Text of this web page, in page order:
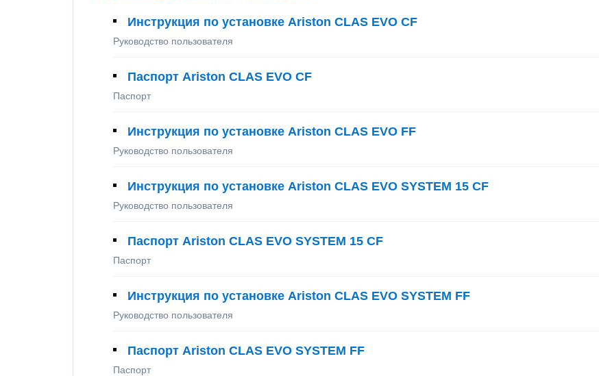
Инструкция по установке Ariston CLAS EVO CF
Руководство пользователя
Паспорт Ariston CLAS EVO CF
Паспорт
Инструкция по установке Ariston CLAS EVO FF
Руководство пользователя
Инструкция по установке Ariston CLAS EVO SYSTEM 15 CF
Руководство пользователя
Паспорт Ariston CLAS EVO SYSTEM 15 CF
Паспорт
Инструкция по установке Ariston CLAS EVO SYSTEM FF
Руководство пользователя
Паспорт Ariston CLAS EVO SYSTEM FF
Паспорт